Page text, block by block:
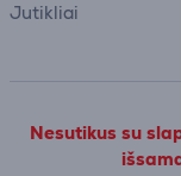
Jutikliai
Nesutikus su